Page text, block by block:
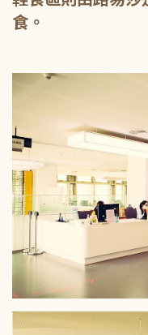
食。